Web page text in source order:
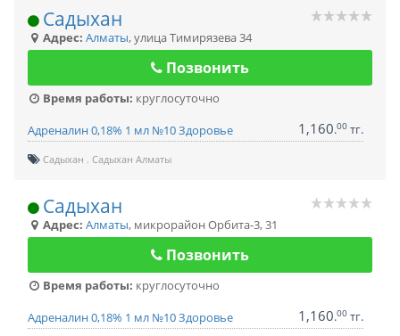
Садыхан
Адрес: Алматы,улица Тимирязева 34
Позвонить
Время работы: круглосуточно
Адреналин 0,18% 1 мл №10 Здоровье
1,160.00 тг.
Садыхан Садыхан Алматы
Садыхан
Адрес: Алматы, микрорайон Орбита-3, 31
Позвонить
Время работы: круглосуточно
Адреналин 0,18% 1 мл №10 Здоровье
1,160.00 тг.